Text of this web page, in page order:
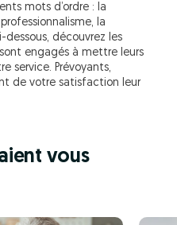
mots d’ordre : la
la
découvrez les
engagés à mettre leurs
service. Prévoyants,
de votre satisfaction leur
vous